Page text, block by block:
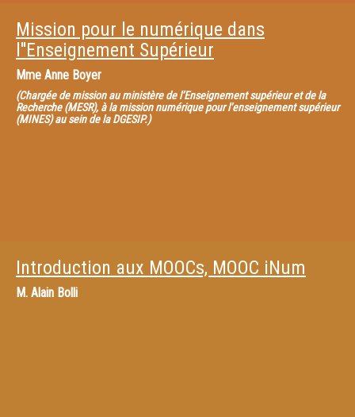
Mission pour le numérique dans
l''Enseignement Supérieur
Mme Anne Boyer
(Chargée de mission au ministère de l’Enseignement supérieur et de la
Recherche (MESR), à la mission numérique pour l’enseignement supérieur
(MINES) au sein de la DGESIP.)
Introduction aux MOOCs, MOOC iNum
M. Alain Bolli